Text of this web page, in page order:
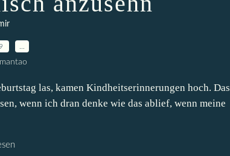
las, kamen Kindheitserinnerungen hoch. Das
wenn ich dran denke wie das ablief, wenn meine